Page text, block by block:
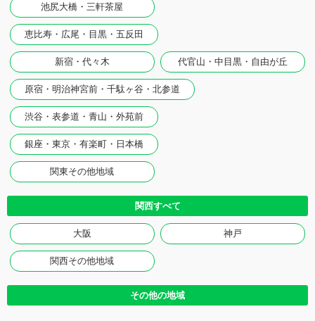
池尻大橋・三軒茶屋
恵比寿・広尾・目黒・五反田
新宿・代々木 代官山・中目黒・自由が丘
原宿・明治神宮前・千駄ヶ谷・北参道
渋谷・表参道・青山・外苑前
銀座・東京・有楽町・日本橋
関東その他地域
関西すべて
大阪 神戸
関西その他地域
その他の地域